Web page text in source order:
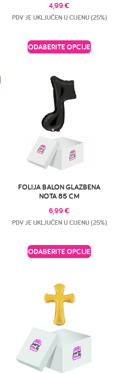
4,99€
PDV JE UKLJUČEN U CIJENU (25%)
ODABERITE OPCIJE
FOLIJA BALON GLAZBENA
NOTA 85 CM
6,99€
PDV JE UKLJUČEN U CIJENU (25%)
ODABERITE OPCIJE